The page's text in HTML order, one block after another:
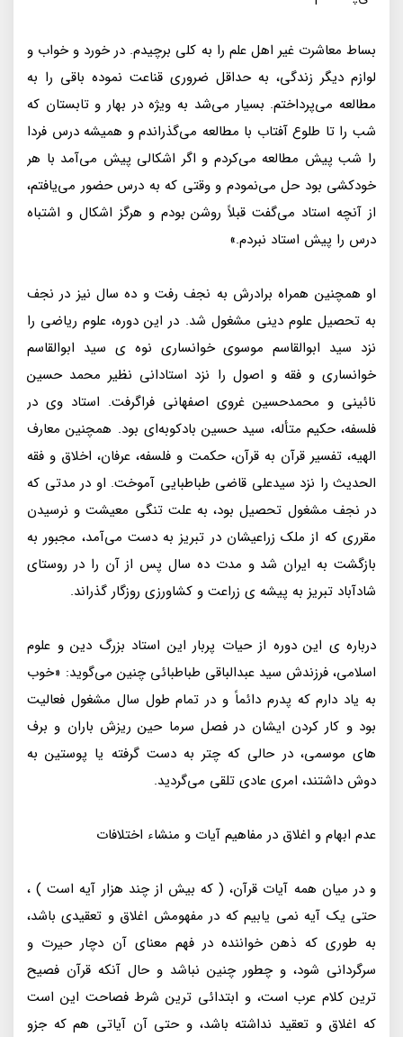
بساط معاشرت غیر اهل علم را به کلی برچیدم. در خورد و خواب و
لوازم دیگر زندگی، به حداقل ضروری قناعت نموده باقی را به
مطالعه می‌پرداختم. بسیار می‌شد به ویژه در بهار و تابستان که
شب را تا طلوع آفتاب با مطالعه می‌گذراندم و همیشه درس فردا
را شب پیش مطالعه می‌کردم و اگر اشکالی پیش می‌آمد با هر
خودکشی بود حل می‌نمودم و وقتی که به درس حضور می‌یافتم،
از آنچه استاد می‌گفت قبلاً روشن بودم و هرگز اشکال و اشتباه
درس را پیش استاد نبردم.»
او همچنین همراه برادرش به نجف رفت و ده سال نیز در نجف
به تحصیل علوم دینی مشغول شد. در این دوره، علوم ریاضی را
نزد سید ابوالقاسم موسوی خوانساری نوه ی سید ابوالقاسم
خوانساری و فقه و اصول را نزد استادانی نظیر محمد حسین
نائینی و محمدحسین غروی اصفهانی فراگرفت. استاد وی در
فلسفه، حکیم متأله، سید حسین بادکوبه‌ای بود. همچنین معارف
الهیه، تفسیر قرآن به قرآن، حکمت و فلسفه، عرفان، اخلاق و فقه
الحدیث را نزد سیدعلی قاضی طباطبایی آموخت. او در مدتی که
در نجف مشغول تحصیل بود، به علت تنگی معیشت و نرسیدن
مقرری که از ملک زراعیشان در تبریز به دست می‌آمد، مجبور به
بازگشت به ایران شد و مدت ده سال پس از آن را در روستای
شادآباد تبریز به پیشه ی زراعت و کشاورزی روزگار گذراند.
درباره ی این دوره از حیات پربار این استاد بزرگ دین و علوم
اسلامی، فرزندش سید عبدالباقی طباطبائی چنین می‌گوید: «خوب
به یاد دارم که پدرم دائماً و در تمام طول سال مشغول فعالیت
بود و کار کردن ایشان در فصل سرما حین ریزش باران و برف
های موسمی، در حالی که چتر به دست گرفته یا پوستین به
دوش داشتند، امری عادی تلقی می‌گردید.
عدم ابهام و اغلاق در مفاهیم آیات و منشاء اختلافات
و در میان همه آیات قرآن، ( که بیش از چند هزار آیه است ) ،
حتی یک آیه نمی یابیم که در مفهومش اغلاق و تعقیدی باشد،
به طوری که ذهن خواننده در فهم معنای آن دچار حیرت و
سرگردانی شود، و چطور چنین نباشد و حال آنکه قرآن فصیح
ترین کلام عرب است، و ابتدائی ترین شرط فصاحت این است
که اغلاق و تعقید نداشته باشد، و حتی آن آیاتی هم که جزو